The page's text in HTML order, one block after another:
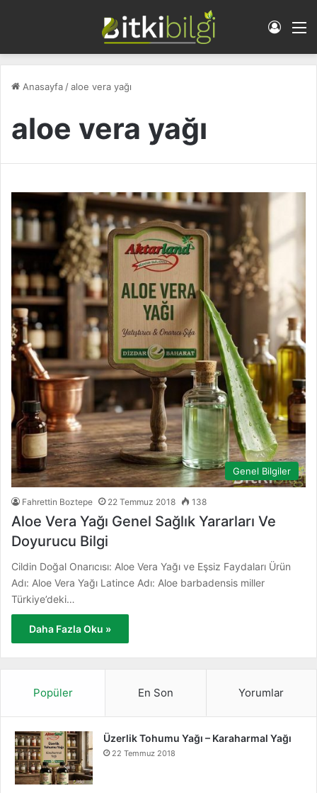
Giriş
Anasayfa /aloe vera yağı
aloe vera yağı
Genel Bilgiler
Fahrettin Boztepe 22 Temmuz 2018 138
Aloe Vera Yağı Genel Sağlık Yararları Ve
Doyurucu Bilgi
Cildin Doğal Onarıcısı: Aloe Vera Yağı ve Eşsiz Faydaları Ürün
Adı: Aloe Vera Yağı Latince Adı: Aloe barbadensis miller
Türkiye’deki…
Daha Fazla Oku »
Popüler En Son Yorumlar
Üzerlik Tohumu Yağı – Karaharmal Yağı
22 Temmuz 2018